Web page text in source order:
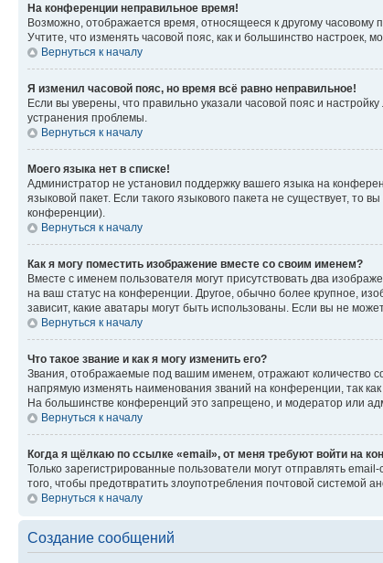
На конференции неправильное время!
Возможно, отображается время, относящееся к другому часовому
Учтите, что изменять часовой пояс, как и большинство настроек,
Вернуться к началу
Я изменил часовой пояс, но время всё равно неправильное!
Если вы уверены, что правильно указали часовой пояс и
устранения проблемы.
Вернуться к началу
Моего языка нет в списке!
Администратор не установил поддержку вашего языка на
языковой пакет. Если такого языкового пакета не существует,
конференции).
Вернуться к началу
Как я могу поместить изображение вместе со своим именем?
Вместе с именем пользователя могут присутствовать два
на ваш статус на конференции. Другое, обычно более крупное,
зависит, какие аватары могут быть использованы. Если вы не
Вернуться к началу
Что такое звание и как я могу изменить его?
Звания, отображаемые под вашим именем, отражают количество
напрямую изменять наименования званий на конференции, так
На большинстве конференций это запрещено, и модератор или
Вернуться к началу
Когда я щёлкаю по ссылке «email», от меня требуют войти на
Только зарегистрированные пользователи могут отправлять
того, чтобы предотвратить злоупотребления почтовой системой
Вернуться к началу
Создание сообщений